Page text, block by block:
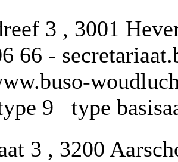
3 , 3001
66 -
9 type
3 , 3200